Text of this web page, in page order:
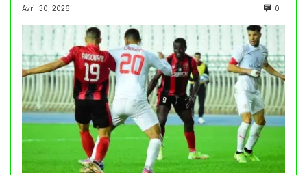
Avril 30, 2026 0